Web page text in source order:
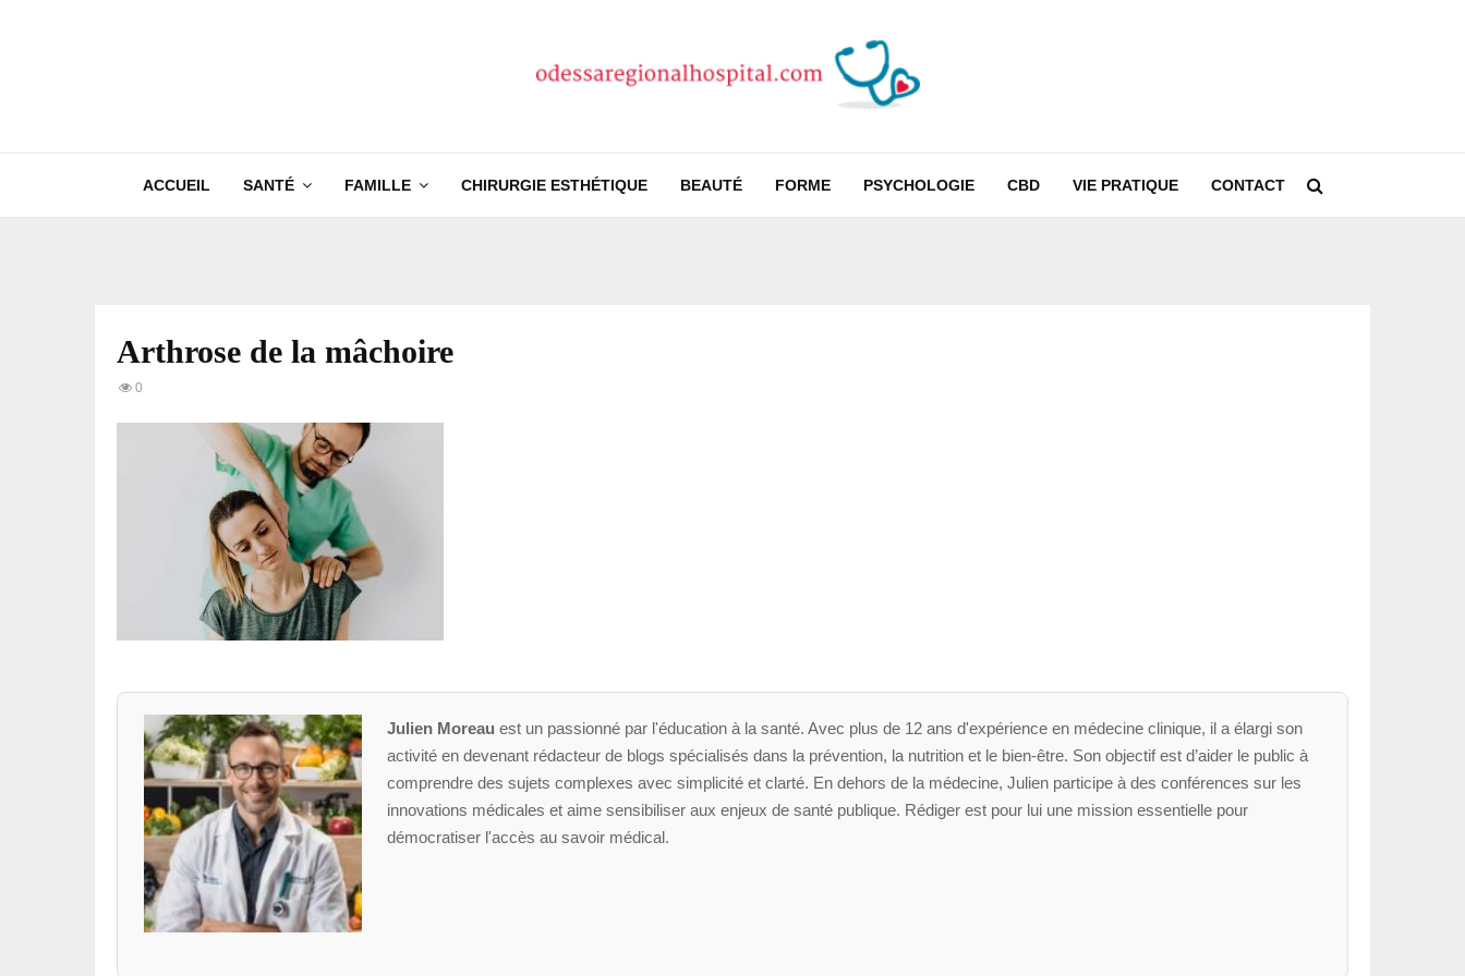
ACCUEIL SANTÉ FAMILLE CHIRURGIE ESTHÉTIQUE BEAUTÉ FORME PSYCHOLOGIE CBD VIE PRATIQUE CONTACT
Arthrose de la mâchoire
0
Julien Moreau est un passionné par l'éducation à la santé. Avec plus de 12 ans d'expérience en médecine clinique, il a élargi son
activité en devenant rédacteur de blogs spécialisés dans la prévention, la nutrition et le bien-être. Son objectif est d’aider le public à
comprendre des sujets complexes avec simplicité et clarté. En dehors de la médecine, Julien participe à des conférences sur les
innovations médicales et aime sensibiliser aux enjeux de santé publique. Rédiger est pour lui une mission essentielle pour
démocratiser l'accès au savoir médical.